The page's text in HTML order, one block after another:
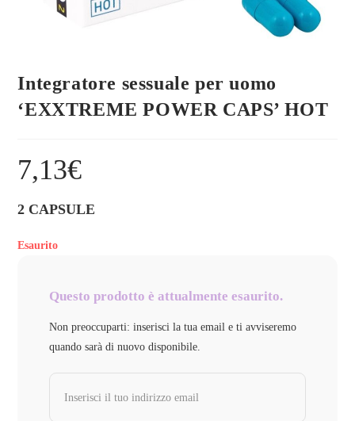
Integratore sessuale per uomo
‘EXXTREME POWER CAPS’ HOT
7,13€
2 CAPSULE
Esaurito
Questo prodotto è attualmente esaurito.
Non preoccuparti: inserisci la tua email e ti avviseremo
quando sarà di nuovo disponibile.